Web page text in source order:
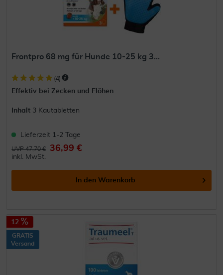
Frontpro 68 mg für Hunde 10-25 kg 3...
(4)
Effektiv bei Zecken und Flöhen
Inhalt 3 Kautabletten
Lieferzeit 1-2 Tage
UVP 47,70 € 36,99 €
inkl. MwSt.
In den Warenkorb
12
GRATIS
Versand